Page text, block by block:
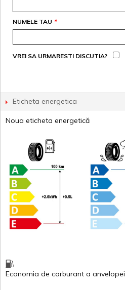
*
NUMELE TAU
VREI SA URMARESTI DISCUTIA?
Eticheta energetica
Noua eticheta energetică
Economia de carburant a anvelopei